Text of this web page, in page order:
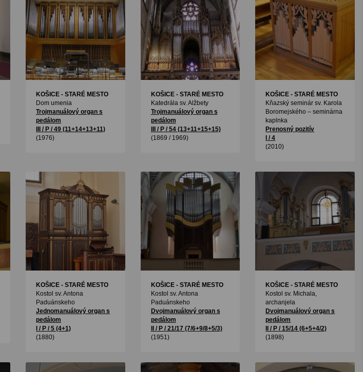
KOŠICE - STARÉ MESTO
Dom umenia
Trojmanuálový organ s
pedálom
III / P / 49 (11+14+13+11)
(1976)
KOŠICE - STARÉ MESTO
Katedrála sv. Alžbety
Trojmanuálový organ s
pedálom
III / P / 54 (13+11+15+15)
(1869 / 1969)
KOŠICE - STARÉ MESTO
Kňazský seminár sv. Karola
Boromejského – seminárna
kaplnka
Prenosný pozitív
I / 4
(2010)
KOŠICE - STARÉ MESTO
Kostol sv. Antona
Paduánskeho
Jednomanuálový organ s
pedálom
I / P / 5 (4+1)
(1880)
KOŠICE - STARÉ MESTO
Kostol sv. Antona
Paduánskeho
Dvojmanuálový organ s
pedálom
II / P / 21/17 (7/6+9/8+5/3)
(1951)
KOŠICE - STARÉ MESTO
Kostol sv. Michala,
archanjela
Dvojmanuálový organ s
pedálom
II / P / 15/14 (6+5+4/2)
(1898)